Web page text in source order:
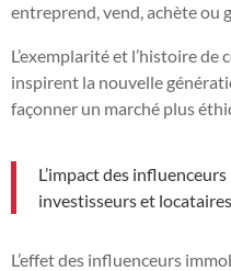
entreprend, vend, achète ou
L’exemplarité et l’histoire
inspirent la nouvelle
façonner un marché plus
L’impact des
investisseurs et
L’effet des influenceurs